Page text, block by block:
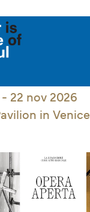
- 22 nov 2026
in Venice